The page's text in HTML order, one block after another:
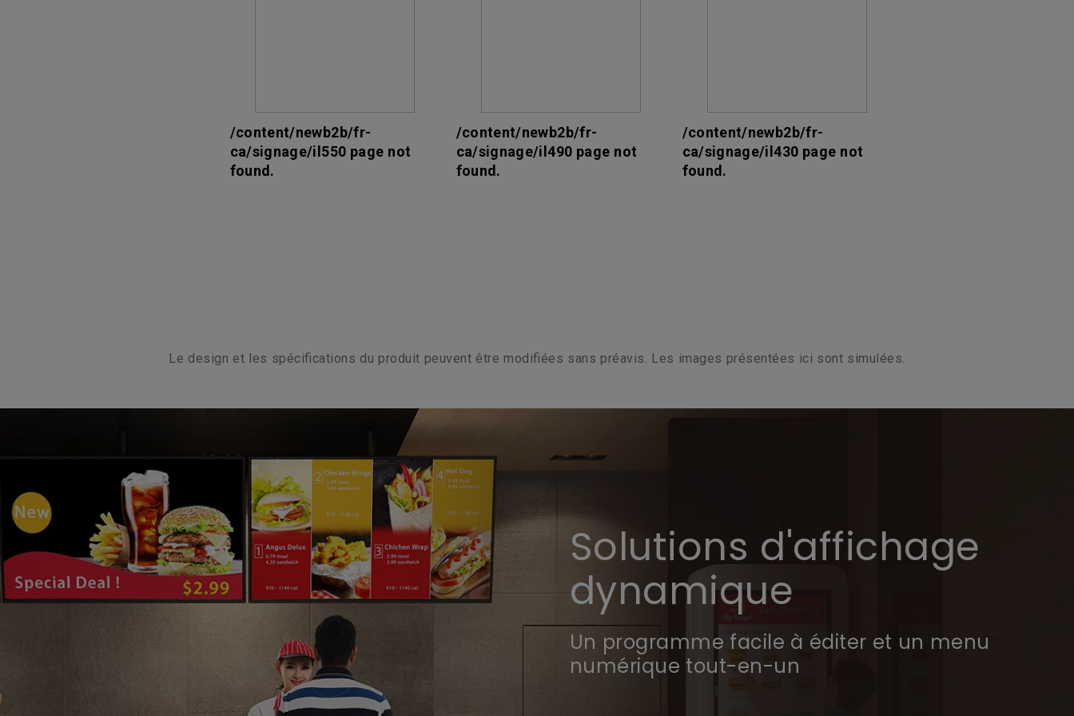
/content/newb2b/fr-
ca/signage/il550 page not
found.
/content/newb2b/fr-
ca/signage/il490 page not
found.
/content/newb2b/fr-
ca/signage/il430 page not
found.
Le design et les spécifications du produit peuvent être modifiées sans préavis. Les images présentées ici sont simulées.
Solutions d'affichage
dynamique
Un programme facile à éditer et un menu
numérique tout-en-un